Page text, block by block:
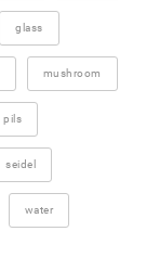
glass
mushroom
pils
seidel
water